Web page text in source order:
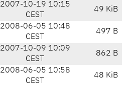
2007-10-19 10:15
CEST
49 KiB
2008-06-05 10:48
CEST
497 B
2007-10-09 10:09
CEST
862 B
2008-06-05 10:58
CEST
48 KiB